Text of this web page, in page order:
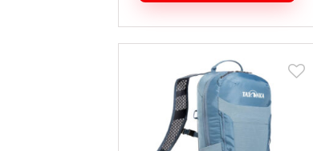
למוצר
זה
יש
מספר
סוגים.
ניתן
לבחור